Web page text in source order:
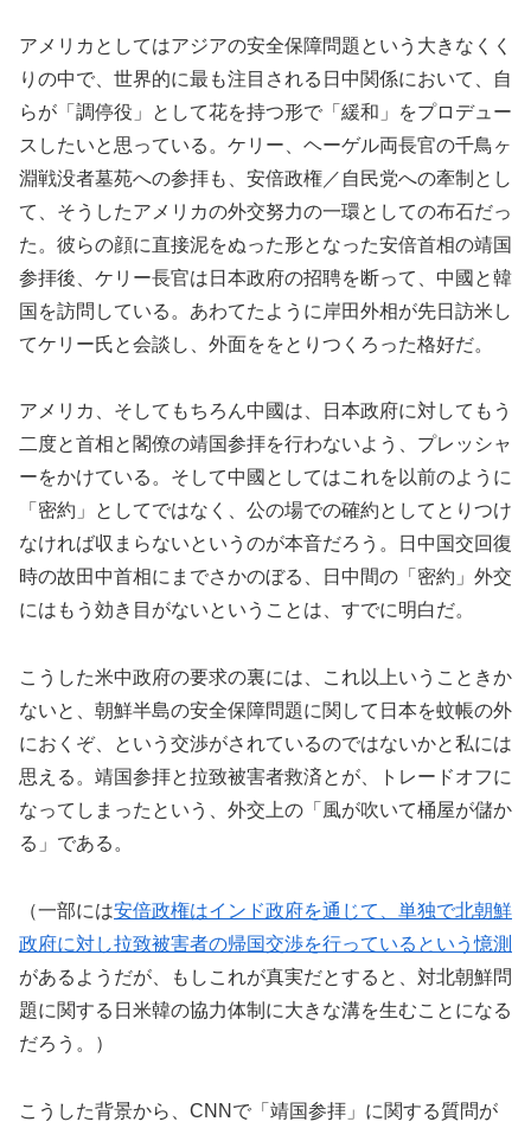
アメリカとしてはアジアの安全保障問題という大きなくく
りの中で、世界的に最も注目される日中関係において、自
らが「調停役」として花を持つ形で「緩和」をプロデュー
スしたいと思っている。ケリー、ヘーゲル両長官の千鳥ヶ
淵戦没者墓苑への参拝も、安倍政権／自民党への牽制とし
て、そうしたアメリカの外交努力の一環としての布石だっ
た。彼らの顔に直接泥をぬった形となった安倍首相の靖国
参拝後、ケリー長官は日本政府の招聘を断って、中國と韓
国を訪問している。あわてたように岸田外相が先日訪米し
てケリー氏と会談し、外面ををとりつくろった格好だ。
アメリカ、そしてもちろん中國は、日本政府に対してもう
二度と首相と閣僚の靖国参拝を行わないよう、プレッシャ
ーをかけている。そして中國としてはこれを以前のように
「密約」としてではなく、公の場での確約としてとりつけ
なければ収まらないというのが本音だろう。日中国交回復
時の故田中首相にまでさかのぼる、日中間の「密約」外交
にはもう効き目がないということは、すでに明白だ。
こうした米中政府の要求の裏には、これ以上いうこときか
ないと、朝鮮半島の安全保障問題に関して日本を蚊帳の外
におくぞ、という交渉がされているのではないかと私には
思える。靖国参拝と拉致被害者救済とが、トレードオフに
なってしまったという、外交上の「風が吹いて桶屋が儲か
る」である。
（一部には安倍政権はインド政府を通じて、単独で北朝鮮
政府に対し拉致被害者の帰国交渉を行っているという憶測
があるようだが、もしこれが真実だとすると、対北朝鮮問
題に関する日米韓の協力体制に大きな溝を生むことになる
だろう。）
こうした背景から、CNNで「靖国参拝」に関する質問が